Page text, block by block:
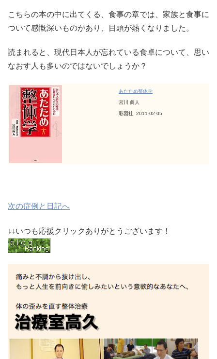
こちらの本の中に出てくる、食事の章では、家族と食事に
ついて感慨深いものがあり、目頭が熱くなりました。
読まれると、現代日本人が忘れている食卓について、思い
なおす人も多いのではないでしょうか？
あたため整体学
宮川 眞人
彩図社 2011-02-05
次の症例と日記へ
↓↓いつも応援クリックありがとうございます！